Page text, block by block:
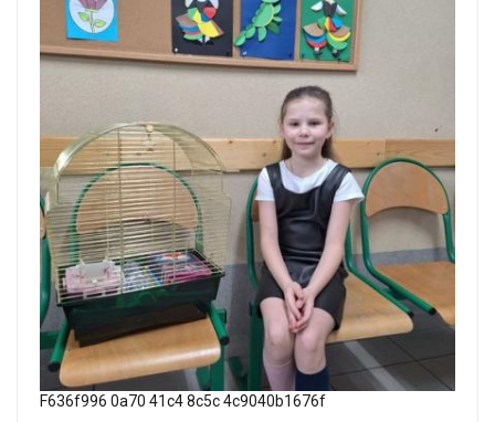
F636f996 0a70 41c4 8c5c 4c9040b1676f